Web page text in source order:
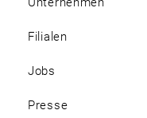
Filialen
Jobs
Presse